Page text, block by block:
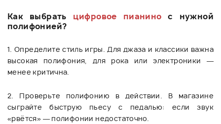
Как выбрать цифровое пианино с нужной
полифонией?
1. Определите стиль игры. Для джаза и классики важна
высокая полифония, для рока или электроники —
менее критична.
2. Проверьте полифонию в действии. В магазине
сыграйте быструю пьесу с педалью: если звук
«рвётся» — полифонии недостаточно.